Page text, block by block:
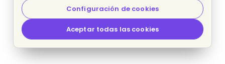
Configuración de cookies
Aceptar todas las cookies